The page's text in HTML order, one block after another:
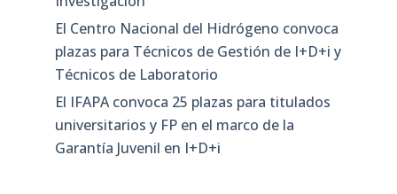
El Centro Nacional del Hidrógeno convoca
plazas para Técnicos de Gestión de I+D+i y
Técnicos de Laboratorio
El IFAPA convoca 25 plazas para titulados
universitarios y FP en el marco de la
Garantía Juvenil en I+D+i